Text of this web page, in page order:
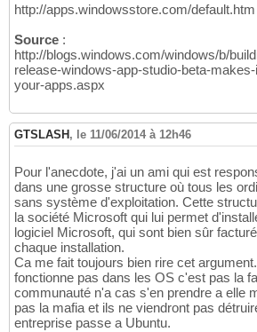
http://apps.windowsstore.com/default.htm
Source :
http://blogs.windows.com/windows/b/
release-windows-app-studio-beta-
your-apps.aspx
GTSLASH , le 11/06/2014 à 12h46
Pour l'anecdote, j'ai un ami qui est
dans une grosse structure où tous les
sans système d'exploitation. Cette
la société Microsoft qui lui permet
logiciel Microsoft, qui sont bien sûr
chaque installation.
Ca me fait toujours bien rire cet
fonctionne pas dans les OS c'est pas la
communauté n'a cas s'en prendre a elle
pas la mafia et ils ne viendront pas
entreprise passe a Ubuntu.